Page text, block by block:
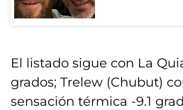
El listado sigue con La
grados; Trelew (Chubut)
sensación térmica -9.1